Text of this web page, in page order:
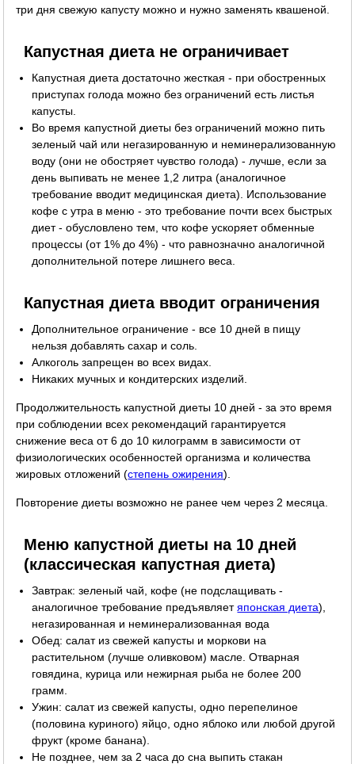
три дня свежую капусту можно и нужно заменять квашеной.
Капустная диета не ограничивает
Капустная диета достаточно жесткая - при обостренных
приступах голода можно без ограничений есть листья
капусты.
Во время капустной диеты без ограничений можно пить
зеленый чай или негазированную и неминерализованную
воду (они не обостряет чувство голода) - лучше, если за
день выпивать не менее 1,2 литра (аналогичное
требование вводит медицинская диета). Использование
кофе с утра в меню - это требование почти всех быстрых
диет - обусловлено тем, что кофе ускоряет обменные
процессы (от 1% до 4%) - что равнозначно аналогичной
дополнительной потере лишнего веса.
Капустная диета вводит ограничения
Дополнительное ограничение - все 10 дней в пищу
нельзя добавлять сахар и соль.
Алкоголь запрещен во всех видах.
Никаких мучных и кондитерских изделий.
Продолжительность капустной диеты 10 дней - за это время
при соблюдении всех рекомендаций гарантируется
снижение веса от 6 до 10 килограмм в зависимости от
физиологических особенностей организма и количества
жировых отложений (степень ожирения).
Повторение диеты возможно не ранее чем через 2 месяца.
Меню капустной диеты на 10 дней
(классическая капустная диета)
Завтрак: зеленый чай, кофе (не подслащивать -
аналогичное требование предъявляетяпонская диета),
негазированная и неминерализованная вода
Обед: салат из свежей капусты и моркови на
растительном (лучше оливковом) масле. Отварная
говядина, курица или нежирная рыба не более 200
грамм.
Ужин: салат из свежей капусты, одно перепелиное
(половина куриного) яйцо, одно яблоко или любой другой
фрукт (кроме банана).
Не позднее, чем за 2 часа до сна выпить стакан